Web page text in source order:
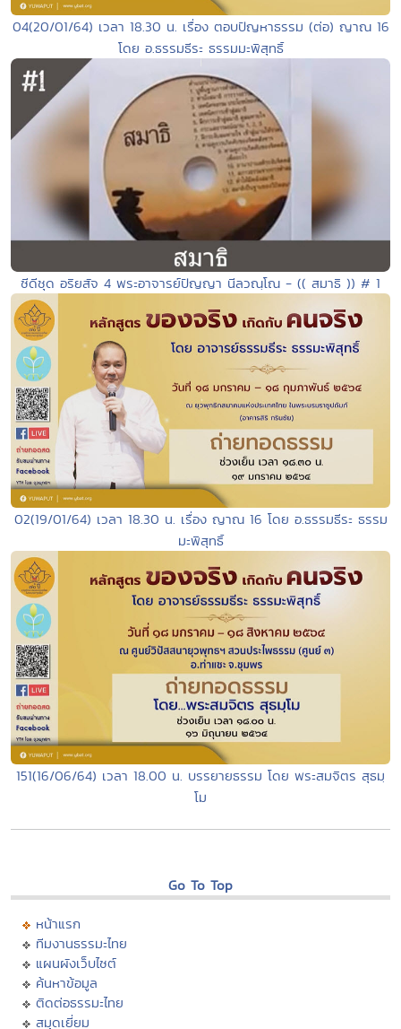
04(20/01/64) เวลา 18.30 น. เรื่อง ตอบปัญหาธรรม (ต่อ) ญาณ 16
โดย อ.ธรรมธีระ ธรรมมะพิสุทธิ์
ซีดีชุด อริยสัจ 4 พระอาจารย์ปัญญา นีลวณฺโณ - (( สมาธิ )) # 1
02(19/01/64) เวลา 18.30 น. เรื่อง ญาณ 16 โดย อ.ธรรมธีระ ธรรม
มะพิสุทธิ์
151(16/06/64) เวลา 18.00 น. บรรยายธรรม โดย พระสมจิตร สุธมฺ
โม
Go To Top
หน้าแรก
ทีมงานธรรมะไทย
แผนผังเว็บไซต์
ค้นหาข้อมูล
ติดต่อธรรมะไทย
สมุดเยี่ยม